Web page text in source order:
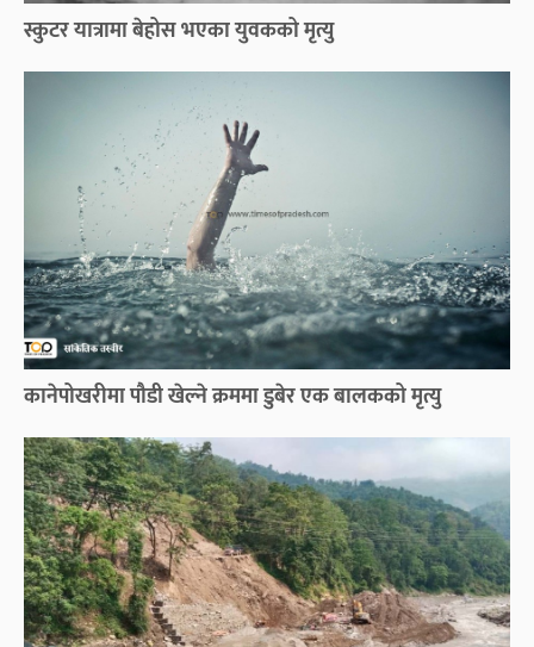
स्कुटर यात्रामा बेहोस भएका युवकको मृत्यु
कानेपोखरीमा पौडी खेल्ने क्रममा डुबेर एक बालकको मृत्यु